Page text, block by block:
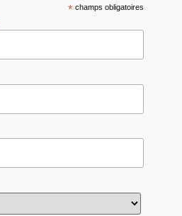
*champs obligatoires